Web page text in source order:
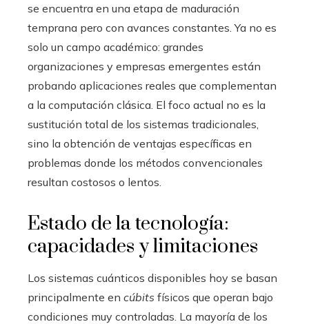
se encuentra en una etapa de maduración
temprana pero con avances constantes. Ya no es
solo un campo académico: grandes
organizaciones y empresas emergentes están
probando aplicaciones reales que complementan
a la computación clásica. El foco actual no es la
sustitución total de los sistemas tradicionales,
sino la obtención de ventajas específicas en
problemas donde los métodos convencionales
resultan costosos o lentos.
Estado de la tecnología:
capacidades y limitaciones
Los sistemas cuánticos disponibles hoy se basan
principalmente en cúbits físicos que operan bajo
condiciones muy controladas. La mayoría de los